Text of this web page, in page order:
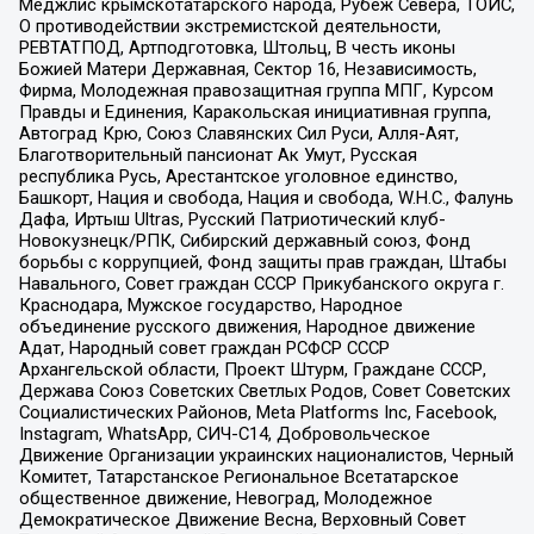
Меджлис крымскотатарского народа, Рубеж Севера, ТОЙС,
О противодействии экстремистской деятельности,
РЕВТАТПОД, Артподготовка, Штольц, В честь иконы
Божией Матери Державная, Сектор 16, Независимость,
Фирма, Молодежная правозащитная группа МПГ, Курсом
Правды и Единения, Каракольская инициативная группа,
Автоград Крю, Союз Славянских Сил Руси, Алля-Аят,
Благотворительный пансионат Ак Умут, Русская
республика Русь, Арестантское уголовное единство,
Башкорт, Нация и свобода, Нация и свобода, W.H.С., Фалунь
Дафа, Иртыш Ultras, Русский Патриотический клуб-
Новокузнецк/РПК, Сибирский державный союз, Фонд
борьбы с коррупцией, Фонд защиты прав граждан, Штабы
Навального, Совет граждан СССР Прикубанского округа г.
Краснодара, Мужское государство, Народное
объединение русского движения, Народное движение
Адат, Народный совет граждан РСФСР СССР
Архангельской области, Проект Штурм, Граждане СССР,
Держава Союз Советских Светлых Родов, Совет Советских
Социалистических Районов, Meta Platforms Inc, Facebook,
Instagram, WhatsApp, СИЧ-С14, Добровольческое
Движение Организации украинских националистов, Черный
Комитет, Татарстанское Региональное Всетатарское
общественное движение, Невоград, Молодежное
Демократическое Движение Весна, Верховный Совет